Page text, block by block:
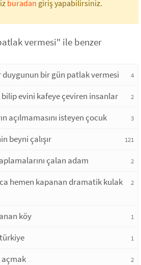
buradan giriş yapabilirsiniz.
vermesi" ile benzer
duygunun bir gün patlak vermesi 4
evini kafeye çeviren insanlar 2
açılmamasını isteyen çocuk 3
beyni çalışır 121
çalan adam 2
hemen kapanan dramatik kulak
2
köy 1
1
2